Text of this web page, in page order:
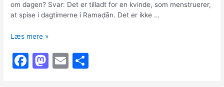
om dagen? Svar: Det er tilladt for en kvinde, som menstruerer,
at spise i dagtimerne i Ramaḍān. Det er ikke …
Menstruation
at
spise
Læs mere »
F
M E